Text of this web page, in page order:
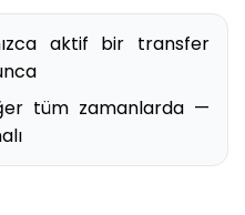
aktif bir transfer
tüm zamanlarda —